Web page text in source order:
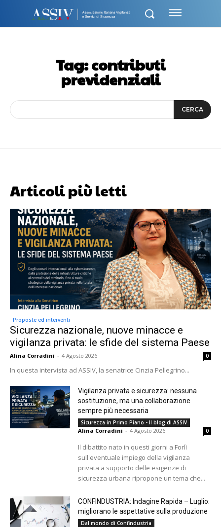
Tag:contributi
previdenziali
CERCA
Articoli più letti
Proposte ed interventi
Sicurezza nazionale, nuove minacce e
vigilanza privata: le sfide del sistema Paese
Alina Corradini - 4 Agosto 2026 0
In questa intervista ad ASSIV, la senatrice Cinzia Pellegrino...
Vigilanza privata e sicurezza: nessuna
sostituzione, ma una collaborazione
sempre più necessaria
Sicurezza in Primo Piano - Il blog di ASSIV
Alina Corradini - 4 Agosto 2026 0
Il dibattito nato in questi giorni a Forlì
sull'eventuale impiego della vigilanza
privata a supporto delle esigenze di
sicurezza urbana ripropone un tema che...
CONFINDUSTRIA: Indagine Rapida – Luglio:
migliorano le aspettative sulla produzione
Dal mondo di Confindustria